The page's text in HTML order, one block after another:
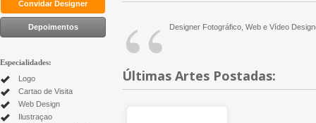
Convidar Designer
Depoimentos
Especialidades:
Logo
Cartao de Visita
Web Design
Ilustraçao
“ Designer Fotográfico, Web e Vídeo
Últimas Artes Postadas: